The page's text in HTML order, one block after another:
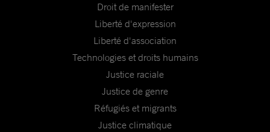
Droit de manifester
Liberté d'expression
Liberté d'association
Technologies et droits humains
Justice raciale
Justice de genre
Réfugiés et migrants
Justice climatique